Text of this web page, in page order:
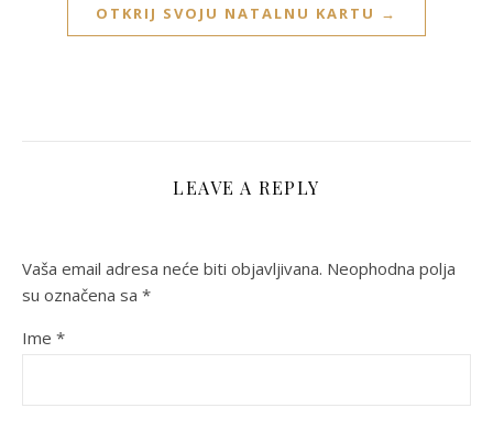
OTKRIJ SVOJU NATALNU KARTU →
LEAVE A REPLY
Vaša email adresa neće biti objavljivana. Neophodna polja
su označena sa *
Ime *